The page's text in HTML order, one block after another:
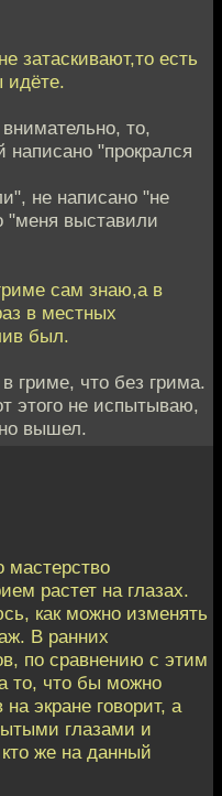
затаскивают,то есть
идёте.
то,
"прокрался
не написано "не
"меня выставили
сам знаю,а в
в местных
был.
гриме, что без грима.
этого не испытываю,
вышел.
мастерство
растет на глазах.
как можно изменять
В ранних
по сравнению с этим
то, что бы можно
экране говорит, а
глазами и
же на данный